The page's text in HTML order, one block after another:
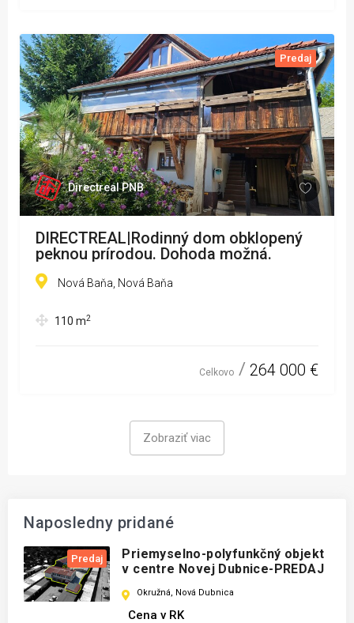
Predaj
Directreal PNB
DIRECTREAL|Rodinný dom obklopený
peknou prírodou. Dohoda možná.
Nová Baňa, Nová Baňa
110 m2
Celkovo 264 000 €
Zobraziť viac
Naposledny pridané
Predaj
Priemyselno-polyfunkčný objekt
v centre Novej Dubnice-PREDAJ
Okružná, Nová Dubnica
Cena v RK